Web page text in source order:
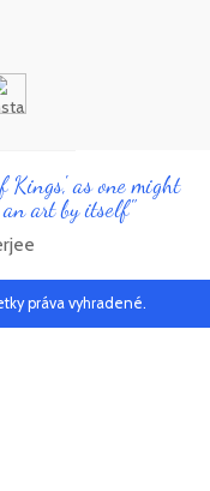
Kings', as one might
an art by itself"
práva vyhradené.